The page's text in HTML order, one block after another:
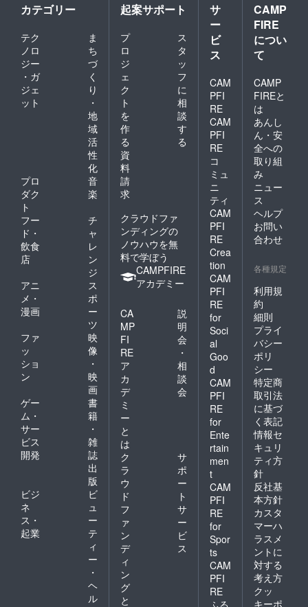
カテゴリー
テク
ノロ
ジー
・ガ
ジェ
ット
ま
ち
づ
く
り
・
地
域
活
性
化
プロ
ダク
ト
音
楽
フー
ド・
飲食
店
チ
ャ
レ
ン
ジ
アニ
メ・
漫画
ス
ポ
ー
ツ
ファ
ッ
ショ
ン
映
像
・
映
画
ゲー
ム・
サー
ビス
開発
書
籍
・
雑
誌
出
版
ビジ
ネ
ス・
起業
ビ
ュ
ー
テ
ィ
ー
・
ヘ
ル
起案サポート
プ
ロ
ジ
ェ
ク
ト
を
作
る
ス
タ
ッ
フ
に
相
談
す
る
資
料
請
求
クラウドファ
ンディングの
ノウハウを無
料で学ぼう
CAMPFIRE
アカデミー
CA
MP
FI
RE
ア
カ
デ
ミ
ー
と
は
説
明
会
・
相
談
会
ク
ラ
ウ
ド
フ
ァ
ン
デ
ィ
ン
グ
と
サ
ポ
ー
ト
サ
ー
ビ
ス
サ
ー
ビ
ス
CAM
PFI
RE
CAM
PFI
RE
コ
ミュ
ニ
ティ
CAM
PFI
RE
Crea
tion
CAM
PFI
RE
for
Soci
al
Goo
d
CAM
PFI
RE
for
Ente
rtain
men
t
CAM
PFI
RE
for
Spor
ts
CAM
PFI
RE
ふる
CAMP
FIRE
につい
て
CAMP
FIREと
は
あんし
ん・安
全への
取り組
み
ニュー
ス
ヘルプ
お問い
合わせ
各種規定
利用規
約
細則
プライ
バシー
ポリ
シー
特定商
取引法
に基づ
く表記
情報セ
キュリ
ティ方
針
反社基
本方針
カスタ
マーハ
ラスメ
ントに
対する
考え方
クッ
キーポ